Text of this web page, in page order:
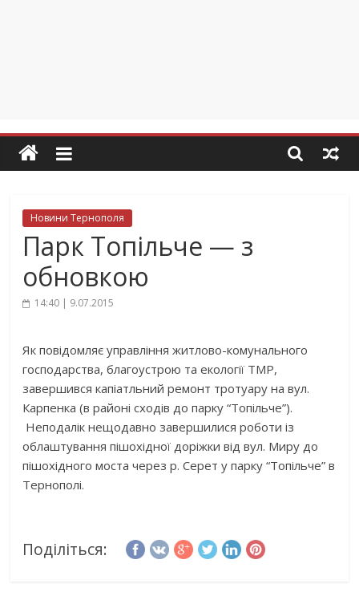
Новини Тернополя
Парк Топільче — з
обновкою
14:40 | 9.07.2015
Як повідомляє управління житлово-комунального
господарства, благоустрою та екології ТМР,
завершився капіатльний ремонт тротуару на вул.
Карпенка (в районі сходів до парку “Топільче”).
Неподалік нещодавно завершилися роботи із
облаштування пішохідної доріжки від вул. Миру до
пішохідного моста через р. Серет у парку “Топільче” в
Тернополі.
Поділіться: